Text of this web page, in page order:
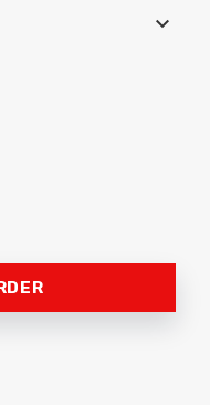
keyboard_arrow_down